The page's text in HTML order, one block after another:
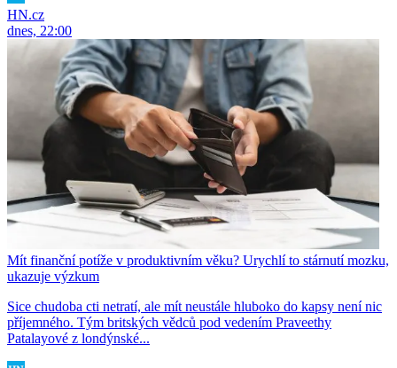
HN.cz
dnes, 22:00
Mít finanční potíže v produktivním věku? Urychlí to stárnutí mozku,
ukazuje výzkum
Sice chudoba cti netratí, ale mít neustále hluboko do kapsy není nic
příjemného. Tým britských vědců pod vedením Praveethy
Patalayové z londýnské...